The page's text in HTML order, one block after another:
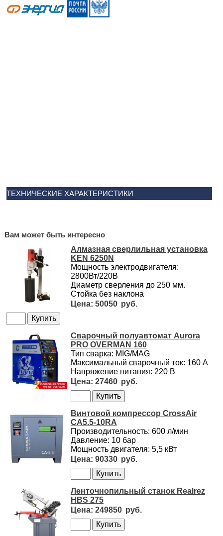
ТЕХНИЧЕСКИЕ ХАРАКТЕРИСТИКИ
Вам может быть интересно
Алмазная сверлильная установка
KEN 6250N
Мощность электродвигателя:
2800Вт/220В
Диаметр сверления до 250 мм.
Стойка без наклона
50050
Сварочный полуавтомат Aurora
PRO OVERMAN 160
Тип сварка: MIG/MAG
Максимальный сварочный ток: 160 А
Напряжение питания: 220 В
27460
Винтовой компрессор CrossAir
CA5.5-10RA
Производительность: 600 л/мин
Давление: 10 бар
Мощность двигателя: 5,5 кВт
90330
Ленточнопильный станок Realrez
HBS 275
249850